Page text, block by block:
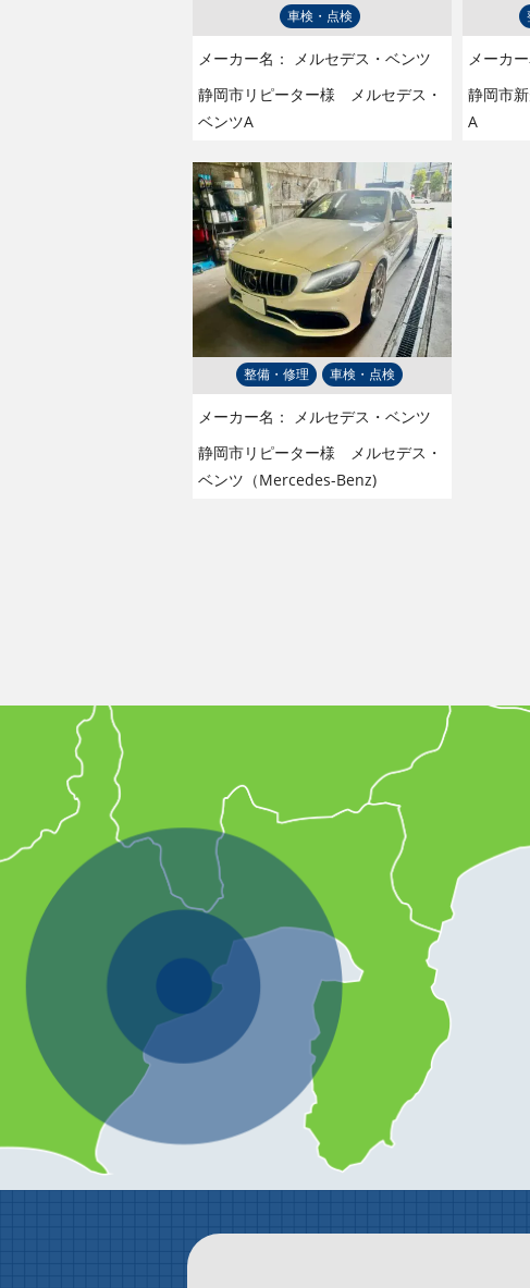
車検・点検
メーカー名：
メルセデス・ベンツ
静岡市リピーター様 メルセデス・
ベンツA
メーカー
静岡市
A
整備・修理 車検・点検
メーカー名：
メルセデス・ベンツ
静岡市リピーター様 メルセデス・
ベンツ（Mercedes-Benz)